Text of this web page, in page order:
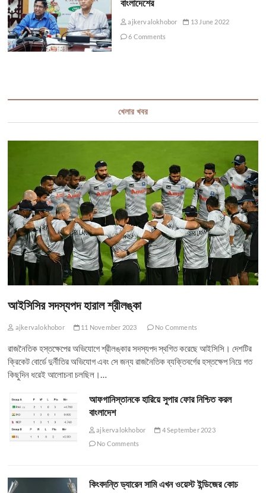
বাংলাদেশের
ajkervalokhobor
13 June 2022
6 Comments
খেলার খবর
আইসিসির সদস্যপদ হারাল শ্রীলঙ্কা
ajkervalokhobor 11 November 2023 No Comments
রাজনৈতিক হস্তক্ষেপের অভিযোগে শ্রীলঙ্কার সদস্যপদ স্থগিত করেছে আইসিসি। দেশটির
ক্রিকেট বোর্ডে দুর্নীতির অভিযোগ এবং সে জন্য রাজনৈতিক ব্যক্তিবর্গের হস্তক্ষেপ নিয়ে গত
কিছুদিন ধরেই আলোচনা চলছিল।…
আফগানিস্তানকে হারিয়ে সুপার ফোর নিশ্চিত করল
বাংলাদেশ
ajkervalokhobor
4 September 2023
No Comments
কিংবদন্তি ড্যারেন সামি এখন ওয়েস্ট ইন্ডিজের কোচ